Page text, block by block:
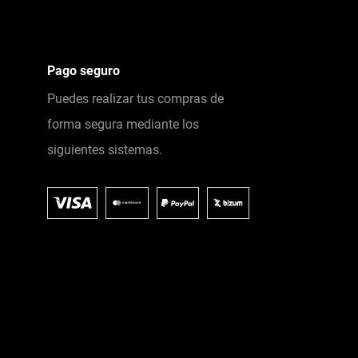
Pago seguro
Puedes realizar tus compras de
forma segura mediante los
siguientes sistemas.